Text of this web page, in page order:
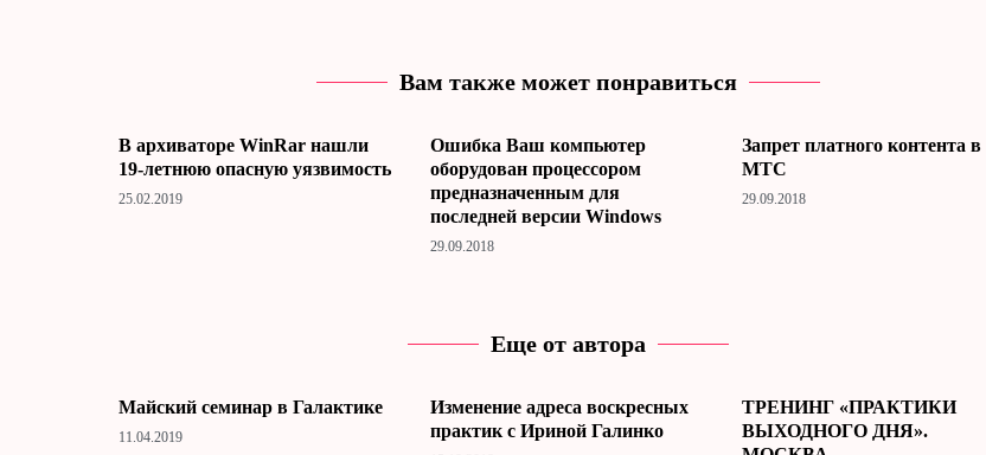
Вам также может понравиться
В архиваторе WinRar нашли
19-летнюю опасную уязвимость
25.02.2019
Ошибка Ваш компьютер
оборудован процессором
предназначенным для
последней версии Windows
29.09.2018
Запрет платного контента в
МТС
29.09.2018
Еще от автора
Майский семинар в Галактике
11.04.2019
Изменение адреса воскресных
практик с Ириной Галинко
ТРЕНИНГ «ПРАКТИКИ
ВЫХОДНОГО ДНЯ».